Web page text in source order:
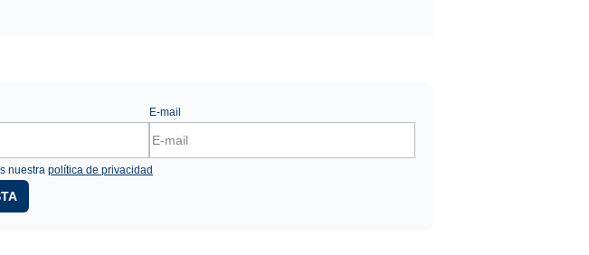
E-mail
nuestra política de privacidad